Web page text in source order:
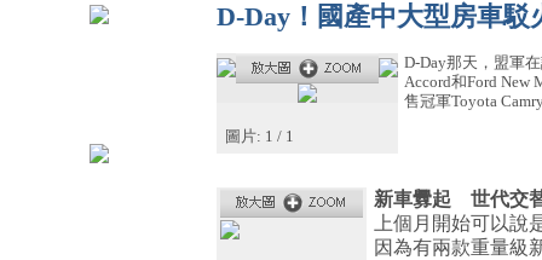
D-Day！國產中大型房車駁
圖片: 1 / 1
D-Day那天，盟軍
Accord和Ford New
售冠軍Toyota
新車釁起 世代交
上個月開始可以說
因為有兩款重量級